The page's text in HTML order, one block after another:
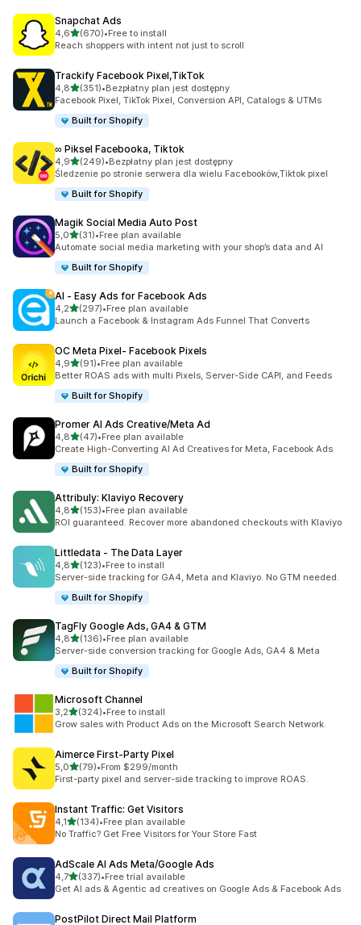
Snapchat Ads
4,6na 5 gwiazdek
(670)
Łączna liczba recenzji: 670
•Free to install
Reach shoppers with intent not just to scroll
Trackify Facebook Pixel,TikTok
4,8na 5 gwiazdek
(351)
Łączna liczba recenzji: 351
•Bezpłatny plan jest dostępny
Facebook Pixel, TikTok Pixel, Conversion API, Catalogs & UTMs
Built for Shopify
∞ Piksel Facebooka, Tiktok
4,9na 5 gwiazdek
(249)
Łączna liczba recenzji: 249
•Bezpłatny plan jest dostępny
Śledzenie po stronie serwera dla wielu Facebooków,Tiktok pixel
Built for Shopify
Magik Social Media Auto Post
5,0na 5 gwiazdek
(31)
Łączna liczba recenzji: 31
•Free plan available
Automate social media marketing with your shop’s data and AI
Built for Shopify
AI ‑ Easy Ads for Facebook Ads
4,2na 5 gwiazdek
(297)
Łączna liczba recenzji: 297
•Free plan available
Launch a Facebook & Instagram Ads Funnel That Converts
OC Meta Pixel‑ Facebook Pixels
4,9na 5 gwiazdek
(91)
Łączna liczba recenzji: 91
•Free plan available
Better ROAS ads with multi Pixels, Server-Side CAPI, and Feeds
Built for Shopify
Promer AI Ads Creative/Meta Ad
4,8na 5 gwiazdek
(47)
Łączna liczba recenzji: 47
•Free plan available
Create High-Converting AI Ad Creatives for Meta, Facebook Ads
Built for Shopify
Attribuly: Klaviyo Recovery
4,8na 5 gwiazdek
(153)
Łączna liczba recenzji: 153
•Free plan available
ROI guaranteed. Recover more abandoned checkouts with Klaviyo
Littledata ‑ The Data Layer
4,8na 5 gwiazdek
(123)
Łączna liczba recenzji: 123
•Free to install
Server-side tracking for GA4, Meta and Klaviyo. No GTM needed.
Built for Shopify
TagFly Google Ads, GA4 & GTM
4,8na 5 gwiazdek
(136)
Łączna liczba recenzji: 136
•Free plan available
Server-side conversion tracking for Google Ads, GA4 & Meta
Built for Shopify
Microsoft Channel
3,2na 5 gwiazdek
(324)
Łączna liczba recenzji: 324
•Free to install
Grow sales with Product Ads on the Microsoft Search Network.
Aimerce First‑Party Pixel
5,0na 5 gwiazdek
(79)
Łączna liczba recenzji: 79
•From $299/month
First-party pixel and server-side tracking to improve ROAS.
Instant Traffic: Get Visitors
4,1na 5 gwiazdek
(134)
Łączna liczba recenzji: 134
•Free plan available
No Traffic? Get Free Visitors for Your Store Fast
AdScale AI Ads Meta/Google Ads
4,7na 5 gwiazdek
(337)
Łączna liczba recenzji: 337
•Free trial available
Get AI ads & Agentic ad creatives on Google Ads & Facebook Ads
PostPilot Direct Mail Platform